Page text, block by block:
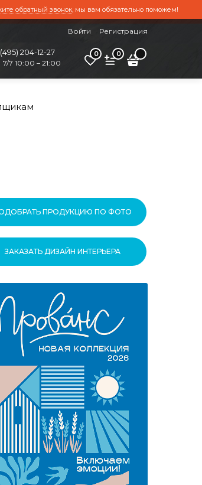
обратный звонок, мы вам обязательно поможем!
Войти Регистрация
204-12-27
7/7 10:00 – 21:00
0 0
ПРОДУКЦИЮ ПО ФОТО
ЗАКАЗАТЬ ДИЗАЙН ИНТЕРЬЕРА